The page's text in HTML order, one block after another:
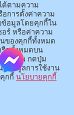
รศัพท์ : 043-602-055 โทรสาร :
043-602-044
โทรศัพท์ 043-811128 08-
โทรสาร 043-813070
ด้ตามความ
อการตั้งค่าความ
ข้อมูลโดยคุกกี้ใน
ร์ หรือค่าความ
ของคุกกี้ทั้งหมด
รือทั้งหมดบน
ทธิภาพ กดปุ่ม
ข้อมูลการใช้งาน
กกี้ นโยบายคุกกี้